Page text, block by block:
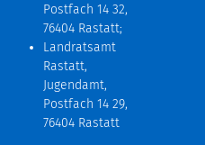
Postfach 14 32,
76404 Rastatt;
Landratsamt
Rastatt,
Jugendamt,
Postfach 14 29,
76404 Rastatt